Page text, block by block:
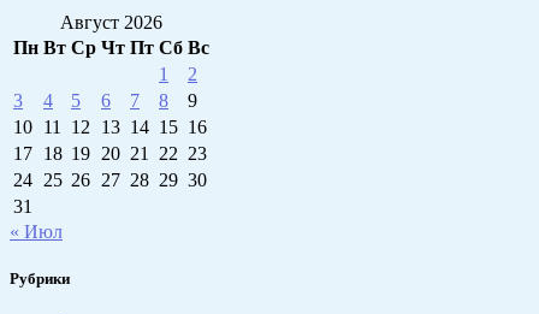
Август 2026
Пн Вт Ср Чт Пт Сб Вс
1
2
3
4 5 6 7 8
9
10 11 12 13 14 15 16
17 18 19 20 21 22 23
24 25 26 27 28 29 30
31
« Июл
Рубрики